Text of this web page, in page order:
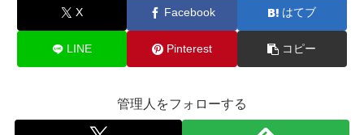
X Facebook はてブ
LINE Pinterest コピー
管理人をフォローする